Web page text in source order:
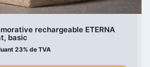
rechargeable ETERNA
basic
23% de TVA